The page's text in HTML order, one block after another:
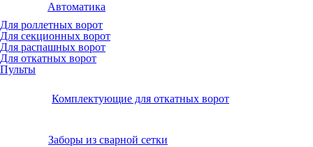
Автоматика
Для роллетных ворот
Для секционных ворот
Для распашных ворот
Для откатных ворот
Пульты
Комплектующие для откатных ворот
Заборы из сварной сетки